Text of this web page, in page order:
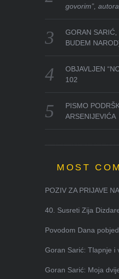
govorim”,
GORAN SARIĆ,
BUDEM
OBJAVLJEN
102
PISMO
ARSENIJEVIĆA
MOST
POZIV ZA PRIJAVE
40. Susreti Zija
Povodom Dana
Goran Sarić: Tlapnje i
Goran Sarić: Moja dvije